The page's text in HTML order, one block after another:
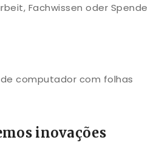
Fachwissen oder
inovações